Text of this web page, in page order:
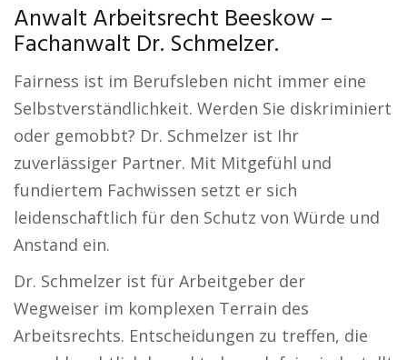
Anwalt Arbeitsrecht Beeskow –
Fachanwalt Dr. Schmelzer.
Fairness ist im Berufsleben nicht immer eine
Selbstverständlichkeit. Werden Sie diskriminiert
oder gemobbt? Dr. Schmelzer ist Ihr
zuverlässiger Partner. Mit Mitgefühl und
fundiertem Fachwissen setzt er sich
leidenschaftlich für den Schutz von Würde und
Anstand ein.
Dr. Schmelzer ist für Arbeitgeber der
Wegweiser im komplexen Terrain des
Arbeitsrechts. Entscheidungen zu treffen, die